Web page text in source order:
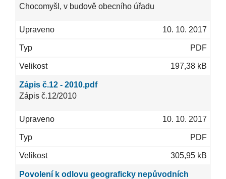
Chocomyšl, v budově obecního úřadu
10. 10. 2017
PDF
197,38 kB
Zápis č.12 - 2010.pdf
Zápis č.12/2010
10. 10. 2017
PDF
305,95 kB
Povolení k odlovu geograficky nepůvodních